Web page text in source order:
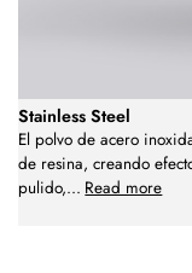
Stainless Steel
El polvo de acero
de resina, creando
pulido,... Read more